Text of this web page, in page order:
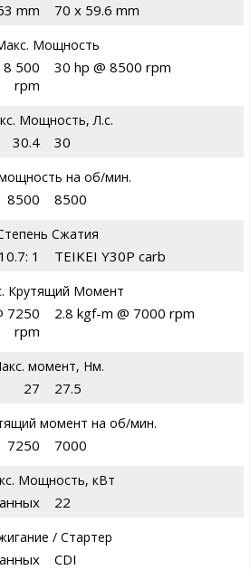
mm 70 x 59.6 mm
Мощность
8 500
rpm
30 hp @ 8500 rpm
Мощность, Л.с.
30.4 30
на об/мин.
8500 8500
Сжатия
10.7: 1 TEIKEI Y30P carb
Крутящий Момент
7250
rpm
2.8 kgf-m @ 7000 rpm
момент, Нм.
27 27.5
момент на об/мин.
7250 7000
Мощность, кВт
22
/ Стартер
CDI